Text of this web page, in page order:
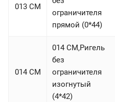
013 CM
ограничителя
прямой (0*44)
014 CM
014 СM,Ригель
без
ограничителя
изогнутый
(4*42)